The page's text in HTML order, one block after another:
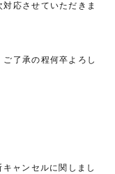
応させていただきま
了承の程何卒よろし
キャンセルに関しまし